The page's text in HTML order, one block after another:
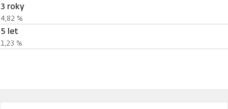
3 roky
4,82 %
5 let
1,23 %